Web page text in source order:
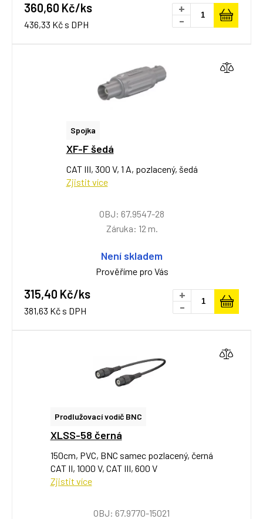
360,60 Kč/ks
436,33 Kč s DPH
+
-
Spojka
XF-F šedá
CAT III, 300 V, 1 A, pozlacený, šedá
Zjistit více
OBJ: 67.9547-28
Záruka: 12 m.
Není skladem
Prověříme pro Vás
315,40 Kč/ks
381,63 Kč s DPH
+
-
Prodlužovací vodič BNC
XLSS-58 černá
150cm, PVC, BNC samec pozlacený, černá
CAT II, 1000 V, CAT III, 600 V
Zjistit více
OBJ: 67.9770-15021